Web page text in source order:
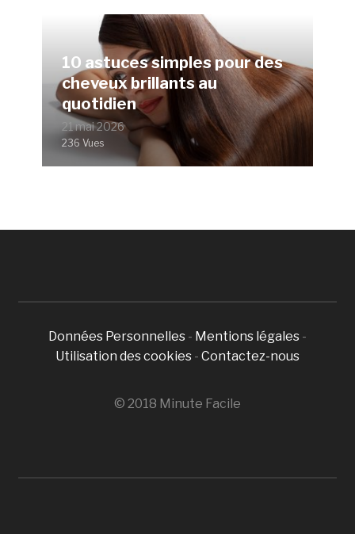
10 astuces simples pour des
cheveux brillants au
quotidien
21 mai 2026
236 Vues
Données Personnelles - Mentions légales -
Utilisation des cookies - Contactez-nous
© 2018 Minute Facile